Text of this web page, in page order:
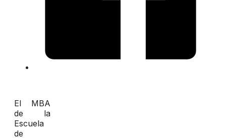
El MBA
de la
Escuela
de